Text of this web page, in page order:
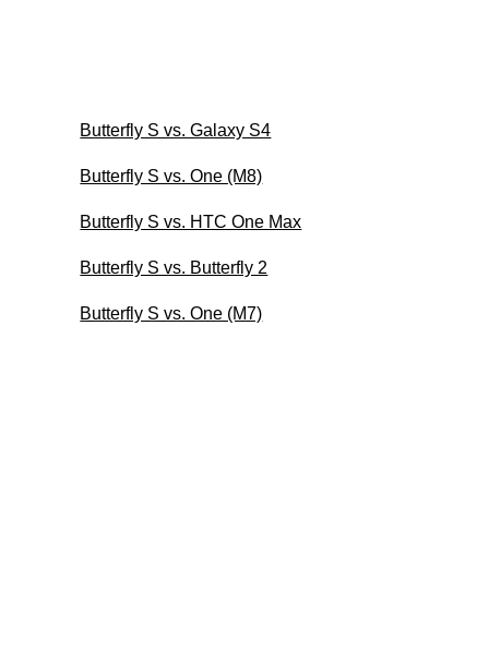
Butterfly S vs. Galaxy S4
Butterfly S vs. One (M8)
Butterfly S vs. HTC One Max
Butterfly S vs. Butterfly 2
Butterfly S vs. One (M7)